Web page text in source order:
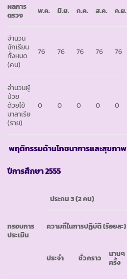
ผลการ
ตรวจ
พ.ค. มิ.ย. ก.ค. ส.ค. ก.ย.
จำนวน
นักเรียน
ทั้งหมด
(คน)
76 76 76 76 76
จำนวนผู้
ป่วย
ด้วยไข้
มาลาเรีย
(ราย)
0 0 0 0 0
พฤติกรรมด้านโภชนาการและสุขภาพ
ปีการศึกษา2555
กรอบการ
ประเมิน
ประถม3 (2 คน)
ความถี่ในการปฏิบัติ(ร้อยละ)
ประจำ ชั่วคราว
นานๆ
ครั้ง